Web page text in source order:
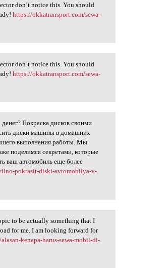
don’t notice this. You should
https://okkatransport.com/sewa-
don’t notice this. You should
https://okkatransport.com/sewa-
Покраска дисков своими
диски машины в домашних
выполнения работы. Мы
поделимся секретами, которые
ваш автомобиль еще более
pokrasit-diski-avtomobilya-v-
to be actually something that I
for me. I am looking forward for
kenapa-harus-sewa-mobil-di-